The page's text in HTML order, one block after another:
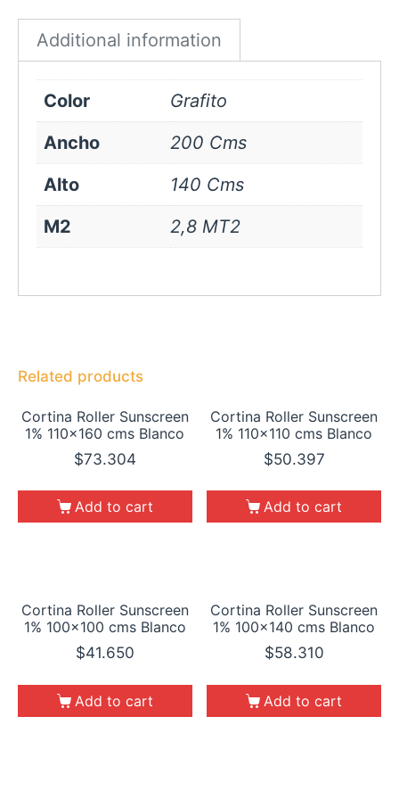
Additional information
Color
Grafito
Ancho
200 Cms
Alto
140 Cms
M2
2,8 MT2
Related products
Cortina Roller Sunscreen
1% 110×160 cms Blanco
$73.304
Add to cart
Cortina Roller Sunscreen
1% 110×110 cms Blanco
$50.397
Add to cart
Cortina Roller Sunscreen
1% 100×100 cms Blanco
$41.650
Add to cart
Cortina Roller Sunscreen
1% 100×140 cms Blanco
$58.310
Add to cart